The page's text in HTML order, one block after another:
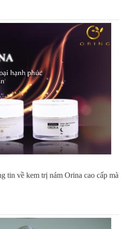
tin về kem trị nám Orina cao cấp mà